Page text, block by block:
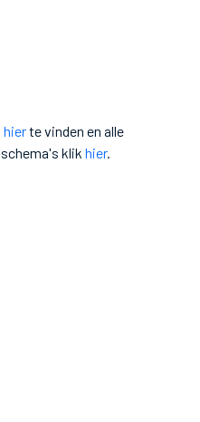
hierte vinden en alle
klik hier.